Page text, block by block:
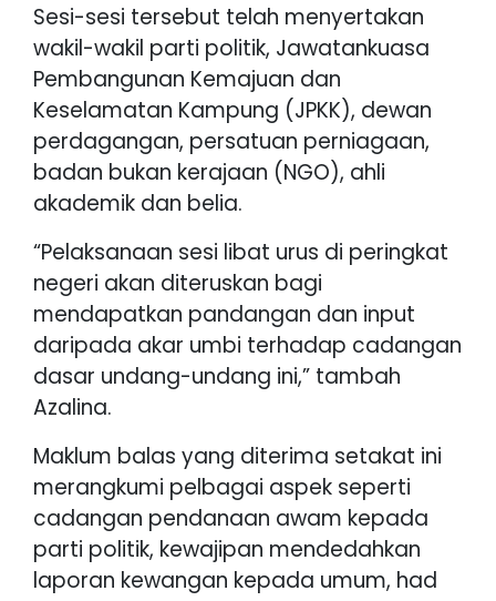
Sesi-sesi tersebut telah menyertakan
wakil-wakil parti politik, Jawatankuasa
Pembangunan Kemajuan dan
Keselamatan Kampung (JPKK), dewan
perdagangan, persatuan perniagaan,
badan bukan kerajaan (NGO), ahli
akademik dan belia.
“Pelaksanaan sesi libat urus di peringkat
negeri akan diteruskan bagi
mendapatkan pandangan dan input
daripada akar umbi terhadap cadangan
dasar undang-undang ini,” tambah
Azalina.
Maklum balas yang diterima setakat ini
merangkumi pelbagai aspek seperti
cadangan pendanaan awam kepada
parti politik, kewajipan mendedahkan
laporan kewangan kepada umum, had